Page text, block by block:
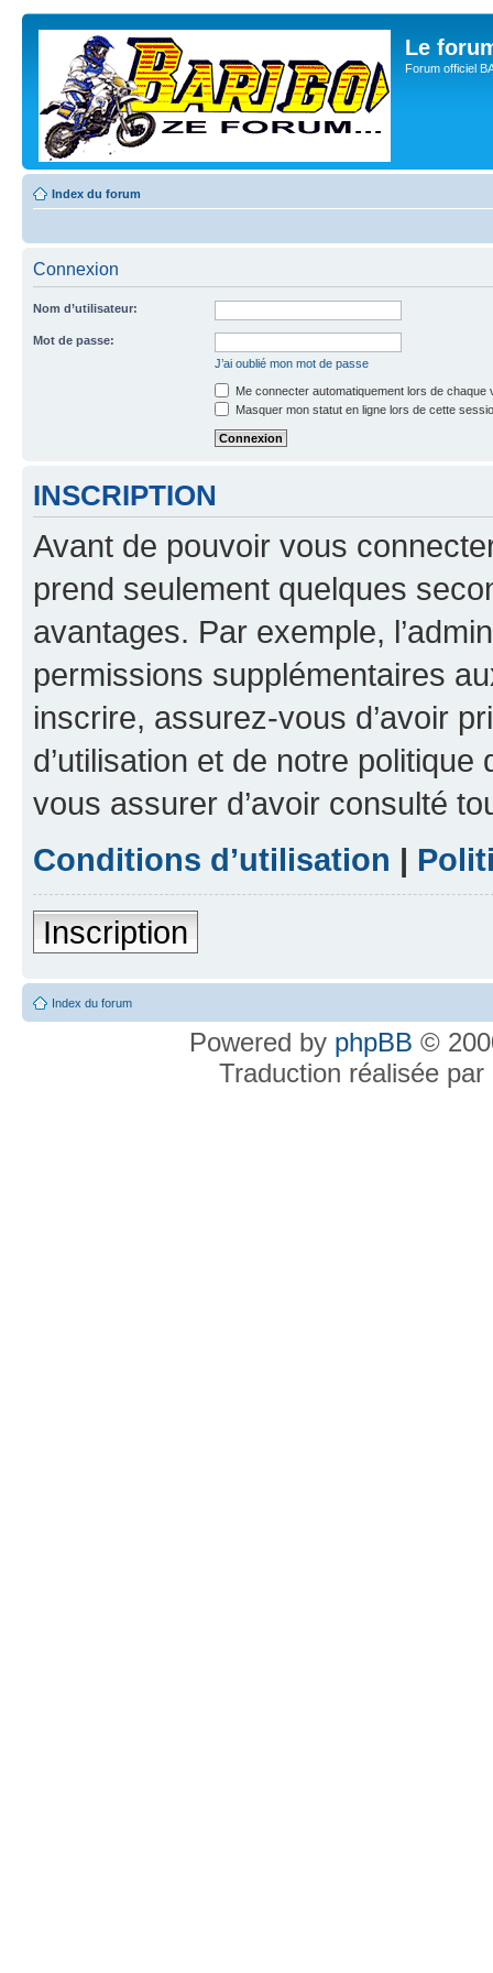
Le
Forum officiel
Index du forum
Connexion
Nom d’utilisateur:
Mot de passe:
J’ai oublié mon mot de passe
Me connecter automatiquement lors de chaque
Masquer mon statut en ligne lors de cette
INSCRIPTION
Avant de pouvoir vous
prend seulement quelques
avantages. Par exemple,
permissions supplémentaires
inscrire, assurez-vous d’avoir
d’utilisation et de notre
vous assurer d’avoir consulté
Conditions d’utilisation |
Inscription
Index du forum
Powered by phpBB ©
Traduction réalisée par